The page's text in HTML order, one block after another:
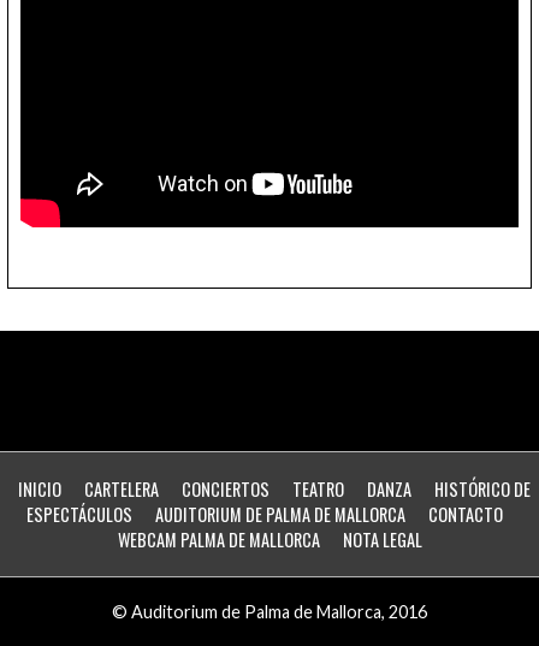
INICIO CARTELERA CONCIERTOS TEATRO DANZA
HISTÓRICO DE
ESPECTÁCULOS
AUDITORIUM DE PALMA DE MALLORCA
CONTACTO
WEBCAM PALMA DE MALLORCA
NOTA LEGAL
© Auditorium de Palma de Mallorca, 2016